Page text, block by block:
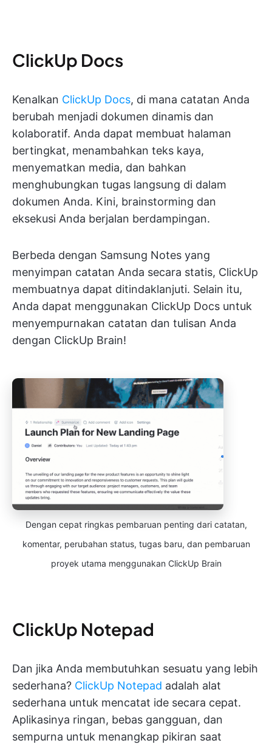
ClickUp Docs
Kenalkan ClickUp Docs, di mana catatan Anda
berubah menjadi dokumen dinamis dan
kolaboratif. Anda dapat membuat halaman
bertingkat, menambahkan teks kaya,
menyematkan media, dan bahkan
menghubungkan tugas langsung di dalam
dokumen Anda. Kini, brainstorming dan
eksekusi Anda berjalan berdampingan.
Berbeda dengan Samsung Notes yang
menyimpan catatan Anda secara statis, ClickUp
membuatnya dapat ditindaklanjuti. Selain itu,
Anda dapat menggunakan ClickUp Docs untuk
menyempurnakan catatan dan tulisan Anda
dengan ClickUp Brain!
Dengan cepat ringkas pembaruan penting dari catatan,
komentar, perubahan status, tugas baru, dan pembaruan
proyek utama menggunakan ClickUp Brain
ClickUp Notepad
Dan jika Anda membutuhkan sesuatu yang lebih
sederhana? ClickUp Notepad adalah alat
sederhana untuk mencatat ide secara cepat.
Aplikasinya ringan, bebas gangguan, dan
sempurna untuk menangkap pikiran saat